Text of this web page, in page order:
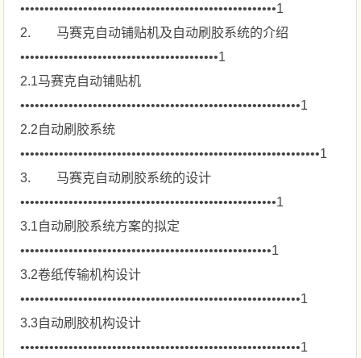
•••••••••••••••••••••••••••••••••••••••••••••••••••••1
2. 马赛克自动铺贴机及自动刷胶系统的介绍
•••••••••••••••••••••••••••••••••••••••••1
2.1马赛克自动铺贴机
••••••••••••••••••••••••••••••••••••••••••••••••••••••••••1
2.2自动刷胶系统
••••••••••••••••••••••••••••••••••••••••••••••••••••••••••••••1
3. 马赛克自动刷胶系统的设计
•••••••••••••••••••••••••••••••••••••••••••••••••••••1
3.1自动刷胶系统方案的拟定
••••••••••••••••••••••••••••••••••••••••••••••••••••1
3.2卷纸传输机构设计
••••••••••••••••••••••••••••••••••••••••••••••••••••••••••1
3.3自动刷胶机构设计
••••••••••••••••••••••••••••••••••••••••••••••••••••••••••1